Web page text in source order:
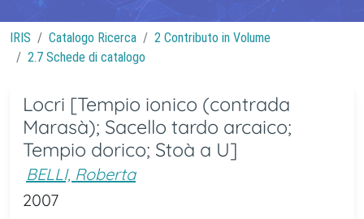
IRIS Catalogo Ricerca
2 Contributo in Volume
2.7 Schede di catalogo
Locri [Tempio ionico (contrada
Marasà); Sacello tardo arcaico;
Tempio dorico; Stoà a U]
BELLI, Roberta
2007